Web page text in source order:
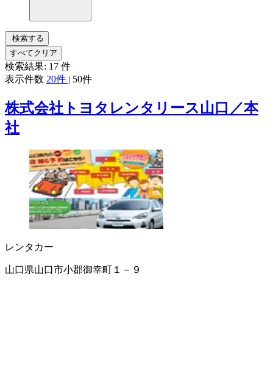
検索する
すべてクリア
検索結果: 17 件
表示件数 20件 | 50件
株式会社トヨタレンタリース山口／本
社
レンタカー
山口県山口市小郡御幸町１－９